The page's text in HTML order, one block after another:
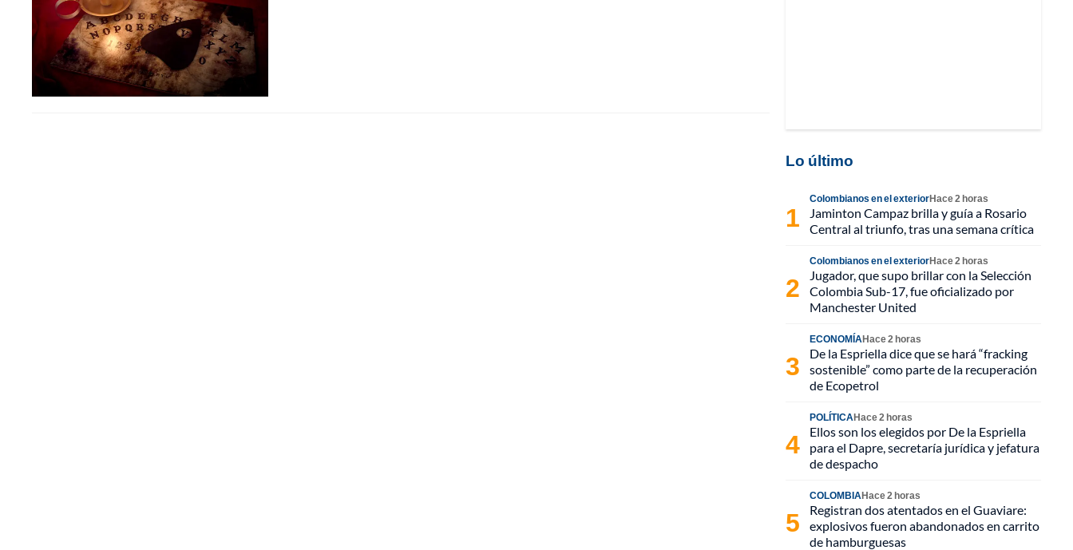
Lo último
Colombianos en el exteriorHace 2 horas
Jaminton Campaz brilla y guía a Rosario
Central al triunfo, tras una semana crítica
Colombianos en el exteriorHace 2 horas
Jugador, que supo brillar con la Selección
Colombia Sub-17, fue oficializado por
Manchester United
ECONOMÍAHace 2 horas
De la Espriella dice que se hará “fracking
sostenible” como parte de la recuperación
de Ecopetrol
POLÍTICAHace 2 horas
Ellos son los elegidos por De la Espriella
para el Dapre, secretaría jurídica y jefatura
de despacho
COLOMBIAHace 2 horas
Registran dos atentados en el Guaviare:
explosivos fueron abandonados en carrito
de hamburguesas